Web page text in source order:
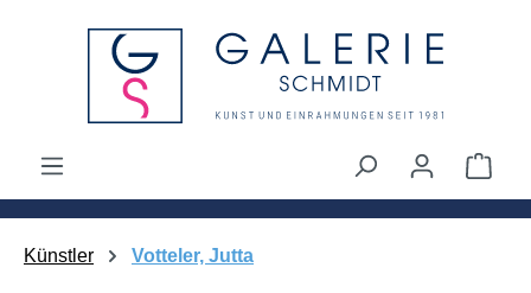
springen
Künstler Votteler, Jutta